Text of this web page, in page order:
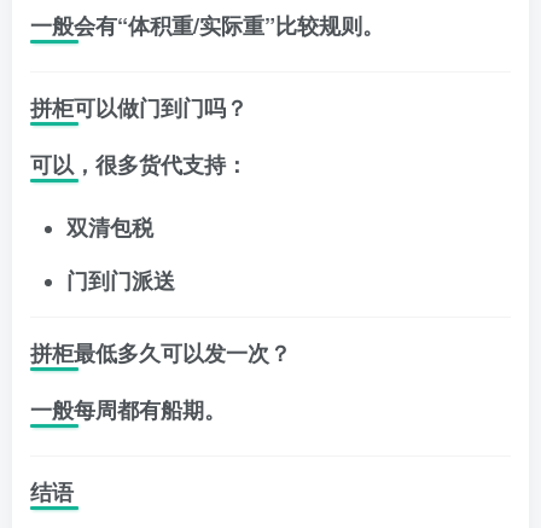
一般会有“体积重/实际重”比较规则。
拼柜可以做门到门吗？
可以，很多货代支持：
双清包税
门到门派送
拼柜最低多久可以发一次？
一般每周都有船期。
结语